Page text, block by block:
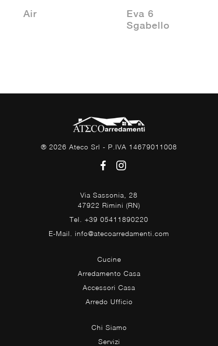
Air
Eva 6
Sgabello
® 2026 Ateco Srl - P.IVA 14679011008
Via Sassonia, 28
47922 Rimini (RN)
Tel. +39 05411890220
E-Mail. info@atecoarredamenti.com
Cucine
Arredamento Casa
Accessori Casa
Arredo Ufficio
Chi Siamo
Servizi